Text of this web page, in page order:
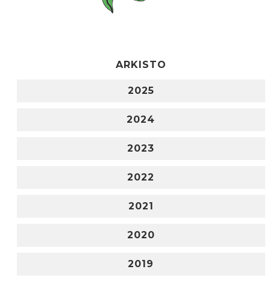
ARKISTO
2025
2024
2023
2022
2021
2020
2019